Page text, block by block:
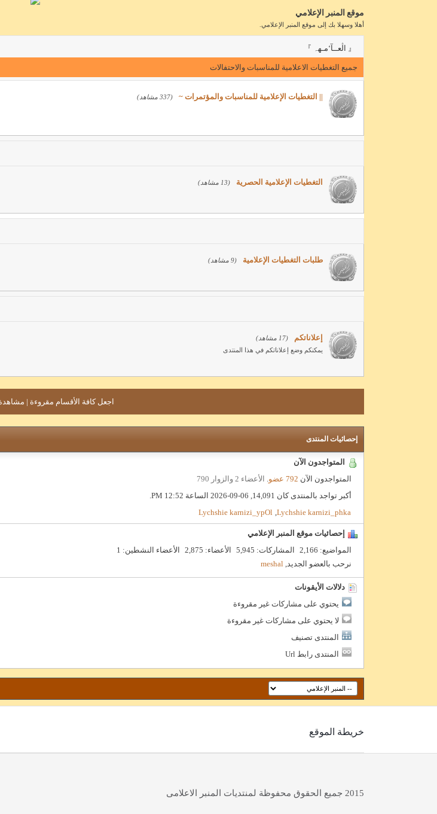
موقع المنبر الإعلامي
أهلا وسهلا بك إلى موقع المنبر الإعلامي.
『 اڷعــآ‘مـهہ 』
جميع التغطيات الاعلامية للمناسبات والاحتفالات
|| التغطيات الإعلامية للمناسبات والمؤتمرات ~ (337 مشاهد)
التغطيات الإعلامية الحصرية (13 مشاهد)
طلبات التغطيات الإعلامية (9 مشاهد)
إعلاناتكم
(17 مشاهد)
يمكنكم وضع إعلاناتكم في هذا المنتدى
اجعل كافة الأقسام مقروءة | مشاهدة
إحصائيات المنتدى
المتواجدون الآن
المتواجدون الآن 792 عضو . الأعضاء 2 والزوار 790
أكبر تواجد بالمنتدى كان 14,091, 06-09-2026 الساعة
12:52 PM
.
Lychshie karnizi_phka
,
Lychshie karnizi_ypOl
إحصائيات موقع المنبر الإعلامي
المواضيع 2,166 المشاركات 5,945 الأعضاء 2,875 الأعضاء النشطين
1
نرحب بالعضو الجديد, meshal
دلالات الأيقونات
يحتوي على مشاركات غير مقروءة
لا يحتوي على مشاركات غير مقروءة
المنتدى تصنيف
المنتدى رابط Url
خريطة الموقع
2015 جميع الحقوق محفوظة لمنتديات المنبر الاعلامى